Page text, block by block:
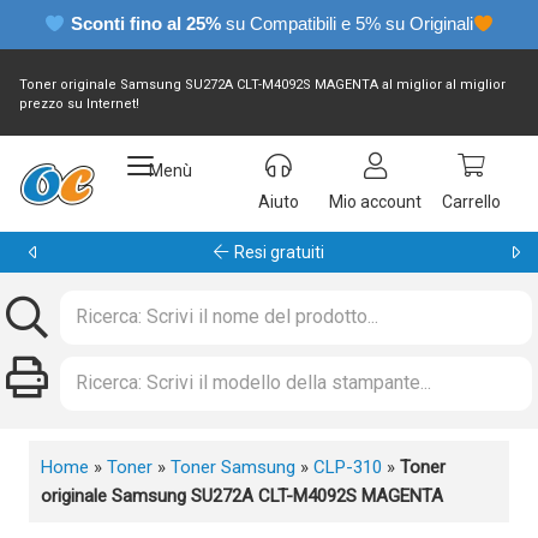
Sconti fino al 25% su Compatibili e 5% su Originali
Toner originale Samsung SU272A CLT-M4092S MAGENTA al miglior al miglior
prezzo su Internet!
Menù
Aiuto
Mio account Carrello
Garanzia 24 mesi
Home » Toner » Toner Samsung » CLP-310 » Toner
originale Samsung SU272A CLT-M4092S MAGENTA